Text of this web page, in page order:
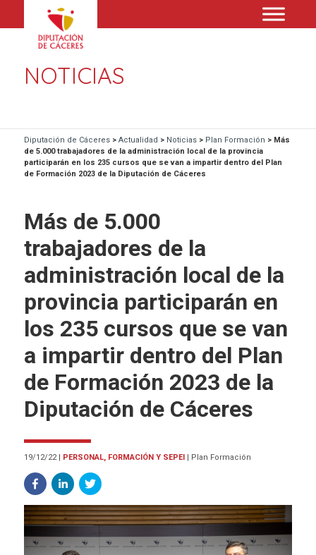
NOTICIAS
Diputación de Cáceres> Actualidad > Noticias> Plan Formación > Más
de 5.000 trabajadores de la administración local de la provincia
participarán en los 235 cursos que se van a impartir dentro del Plan
de Formación 2023 de la Diputación de Cáceres
Más de 5.000
trabajadores de la
administración local de la
provincia participarán en
los 235 cursos que se van
a impartir dentro del Plan
de Formación 2023 de la
Diputación de Cáceres
19/12/22 | PERSONAL, FORMACIÓN Y SEPEI | Plan Formación